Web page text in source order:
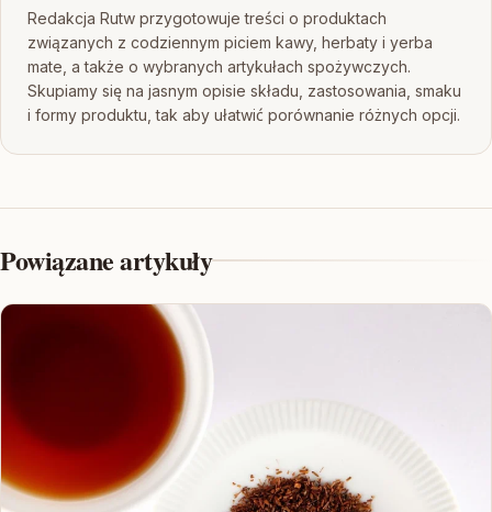
Redakcja Rutw przygotowuje treści o produktach
związanych z codziennym piciem kawy, herbaty i yerba
mate, a także o wybranych artykułach spożywczych.
Skupiamy się na jasnym opisie składu, zastosowania, smaku
i formy produktu, tak aby ułatwić porównanie różnych opcji.
Powiązane artykuły